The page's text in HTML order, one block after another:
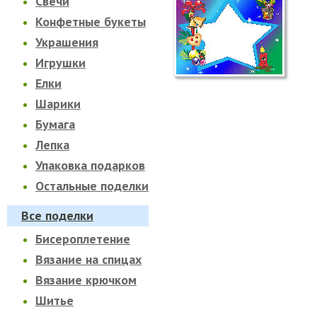
Конфетные букеты
Украшения
Игрушки
Елки
Шарики
Бумага
Лепка
Упаковка подарков
Остальные поделки
Все поделки
Бисероплетение
Вязание на спицах
Вязание крючком
Шитье